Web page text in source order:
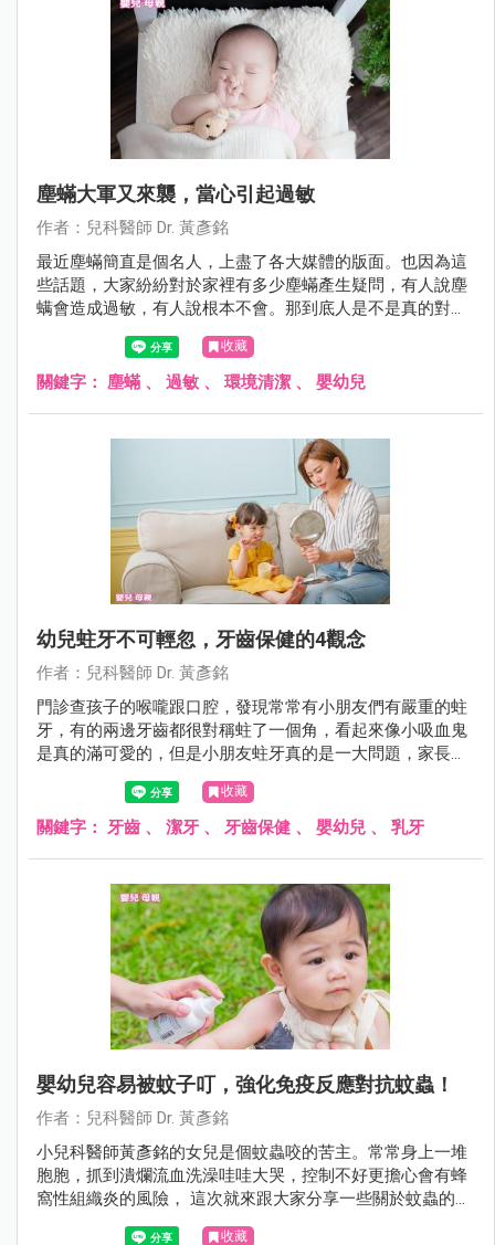
塵蟎大軍又來襲，當心引起過敏
作者：兒科醫師 Dr. 黃彥銘
最近塵蟎簡直是個名人，上盡了各大媒體的版面。也因為這
些話題，大家紛紛對於家裡有多少塵蟎產生疑問，有人說塵
螨會造成過敏，有人說根本不會。那到底人是不是真的對塵
蟎會過敏呢？讓黃醫師在這裡為您解答！
收藏
關鍵字： 塵蟎 、 過敏 、 環境清潔 、 嬰幼兒
幼兒蛀牙不可輕忽，牙齒保健的4觀念
作者：兒科醫師 Dr. 黃彥銘
門診查孩子的喉嚨跟口腔，發現常常有小朋友們有嚴重的蛀
牙，有的兩邊牙齒都很對稱蛀了一個角，看起來像小吸血鬼
是真的滿可愛的，但是小朋友蛀牙真的是一大問題，家長可
能不能輕忽！在此統整一下常見的疑問與錯誤觀念讓大家參
收藏
關鍵字： 牙齒 、 潔牙 、 牙齒保健 、 嬰幼兒 、 乳牙
嬰幼兒容易被蚊子叮，強化免疫反應對抗蚊蟲！
作者：兒科醫師 Dr. 黃彥銘
小兒科醫師黃彥銘的女兒是個蚊蟲咬的苦主。常常身上一堆
胞胞，抓到潰爛流血洗澡哇哇大哭，控制不好更擔心會有蜂
窩性組織炎的風險， 這次就來跟大家分享一些關於蚊蟲的小
收藏